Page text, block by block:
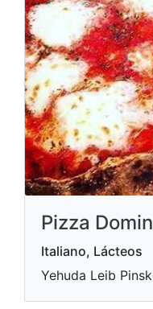
Pizza
Italiano, Lácteos
Yehuda Leib